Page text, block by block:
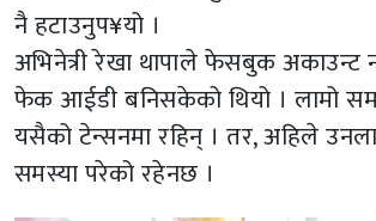
नै हटाउनुप¥यो ।
अभिनेत्री रेखा थापाले फेसबुक अकाउन्ट
फेक आईडी बनिसकेको थियो । लामो
यसैको टेन्सनमा रहिन् । तर, अहिले
समस्या परेको रहेनछ ।